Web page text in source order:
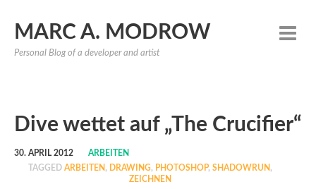
MARC A. MODROW
Personal Blog of a developer and artist
Dive wettet auf „The Crucifier“
30. APRIL 2012
ARBEITEN
TAGGEDARBEITEN , DRAWING, PHOTOSHOP,SHADOWRUN ,
ZEICHNEN